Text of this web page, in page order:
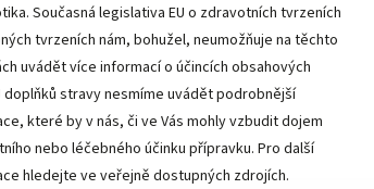
Současná legislativa EU o zdravotních tvrzeních
tvrzeních nám, bohužel, neumožňuje na těchto
uvádět více informací o účincích obsahových
doplňků stravy nesmíme uvádět podrobnější
které by v nás, či ve Vás mohly vzbudit dojem
nebo léčebného účinku přípravku. Pro další
hledejte ve veřejně dostupných zdrojích.